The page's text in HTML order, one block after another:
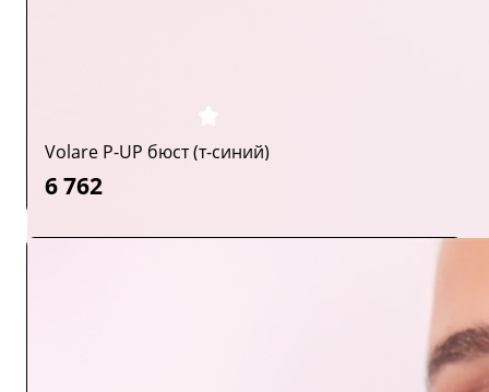
Volare P-UP бюст (т-синий)
6 762